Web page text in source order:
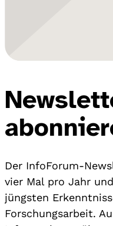
Der InfoForum-
vier Mal pro Jahr
jüngsten
Forschungsarbeit.